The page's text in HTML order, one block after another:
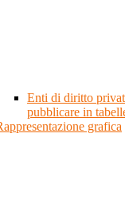
Enti di diritto
pubblicare in
grafica